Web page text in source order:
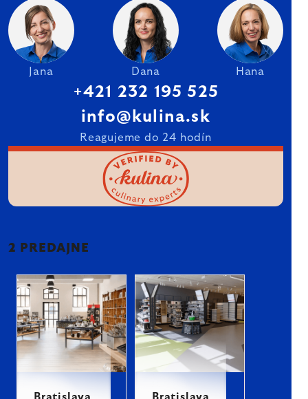
Jana Dana Hana
+421 232 195 525
info@kulina.sk
Reagujeme do 24 hodín
2 PREDAJNE